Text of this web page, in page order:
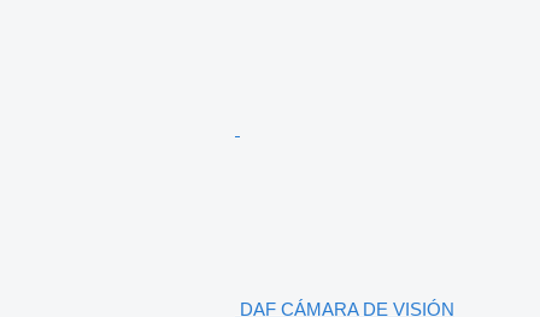
DAF CÁMARA DE VISIÓN